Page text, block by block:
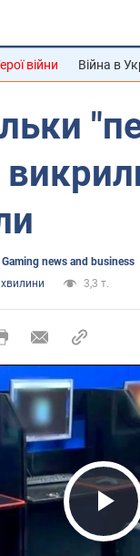
війни Війна в
Gaming news and business
3,3 т.